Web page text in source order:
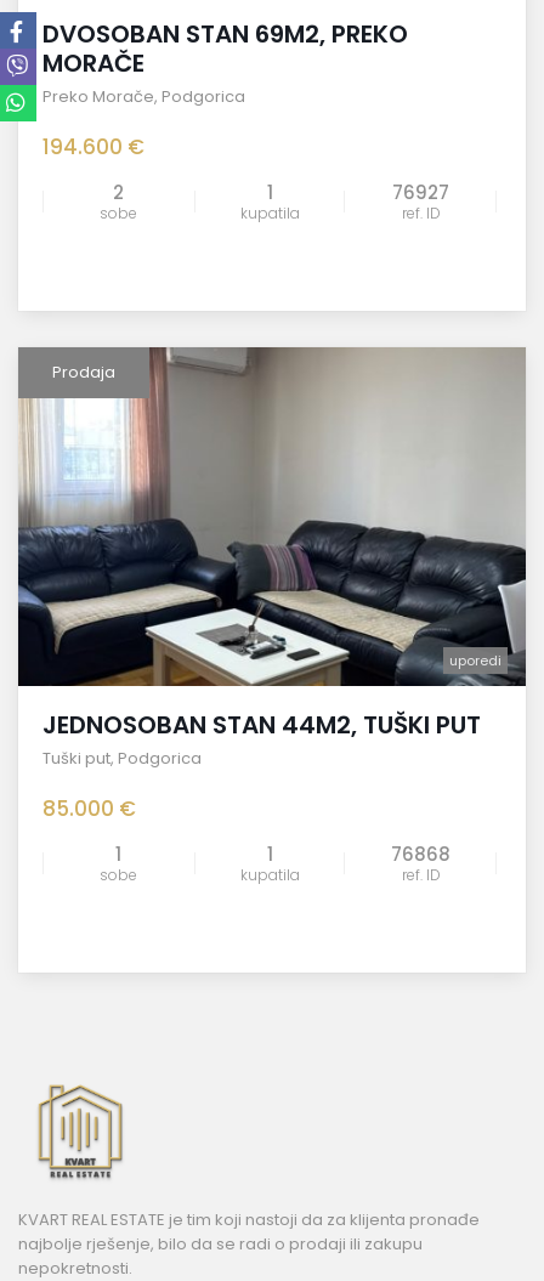
DVOSOBAN STAN 69M2, PREKO
MORAČE
Preko Morače, Podgorica
194.600 €
2
sobe
1
kupatila
76927
ref. ID
Prodaja
uporedi
JEDNOSOBAN STAN 44M2, TUŠKI PUT
Tuški put, Podgorica
85.000 €
1
sobe
1
kupatila
76868
ref. ID
KVART REAL ESTATE je tim koji nastoji da za klijenta pronađe
najbolje rješenje, bilo da se radi o prodaji ili zakupu
nepokretnosti.